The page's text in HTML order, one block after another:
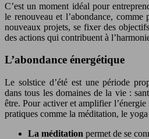
C’est un moment idéal pour
le renouveau et l’abondance, comme
nouveaux projets, se fixer des
des actions qui contribuent à
L’abondance énergétique
Le solstice d’été est une période
dans tous les domaines de la vie :
être. Pour activer et amplifier
pratiques comme la méditation, le
La méditation permet de se